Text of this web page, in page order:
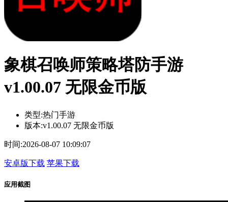
象棋召唤师策略塔防手游
v1.00.07 无限金币版
类型:热门手游
版本:v1.00.07 无限金币版
时间:2026-08-07 10:09:07
安卓版下载 苹果下载
应用截图